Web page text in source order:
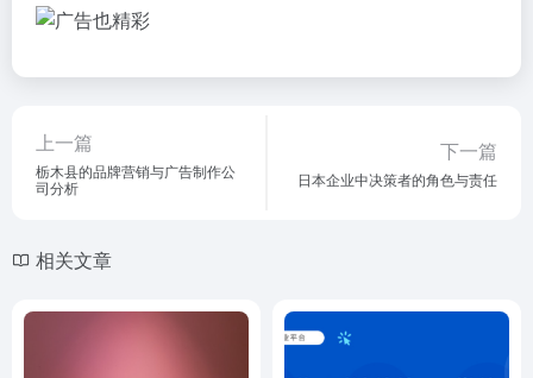
上一篇
栃木县的品牌营销与广告制作公
司分析
下一篇
日本企业中决策者的角色与责任
相关文章